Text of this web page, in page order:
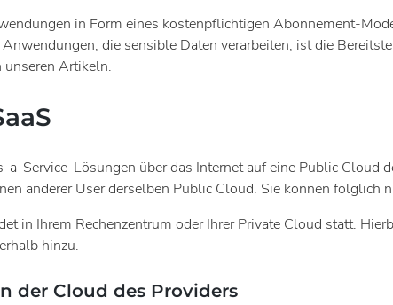
in Form eines kostenpflichtigen Abonnement-
die sensible Daten verarbeiten, ist die
Artikeln.
a-Service-Lösungen über das Internet auf eine Public
anderer User derselben Public Cloud. Sie können folglich
in Ihrem Rechenzentrum oder Ihrer Private Cloud statt.
hinzu.
der Cloud des Providers